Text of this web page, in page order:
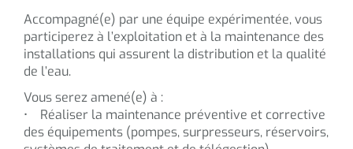
Accompagné(e) par une équipe expérimentée, vous
participerez à l’exploitation et à la maintenance des
installations qui assurent la distribution et la qualité
de l’eau.
Vous serez amené(e) à :
• Réaliser la maintenance préventive et corrective
des équipements (pompes, surpresseurs, réservoirs,